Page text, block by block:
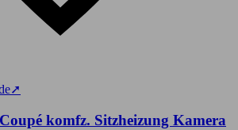
➚
komfz. Sitzheizung Kamera